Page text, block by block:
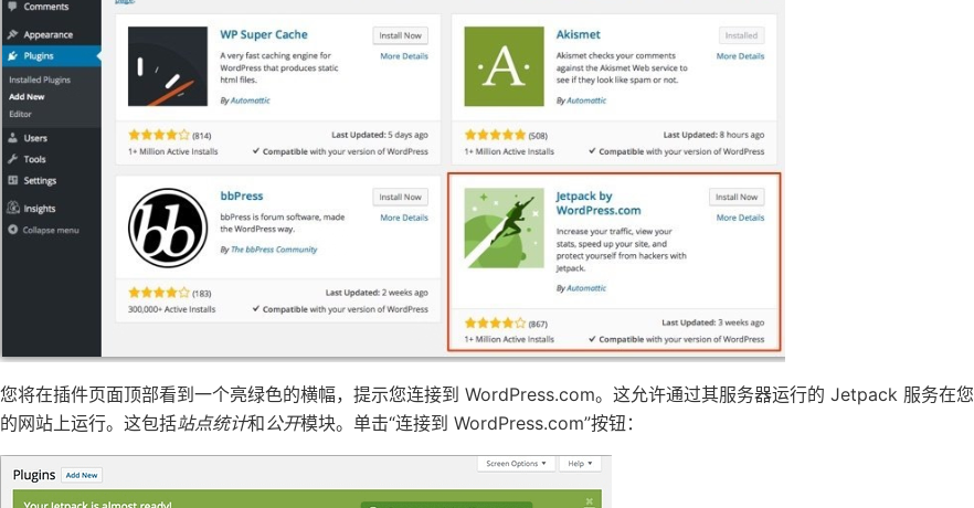
您将在插件页面顶部看到一个亮绿色的​​横幅，提示您连接到 WordPress.com。这允许通过其服务器运行的 Jetpack 服务在您
的网站上运行。这包括站点统计和公开模块。单击“连接到 WordPress.com”按钮：